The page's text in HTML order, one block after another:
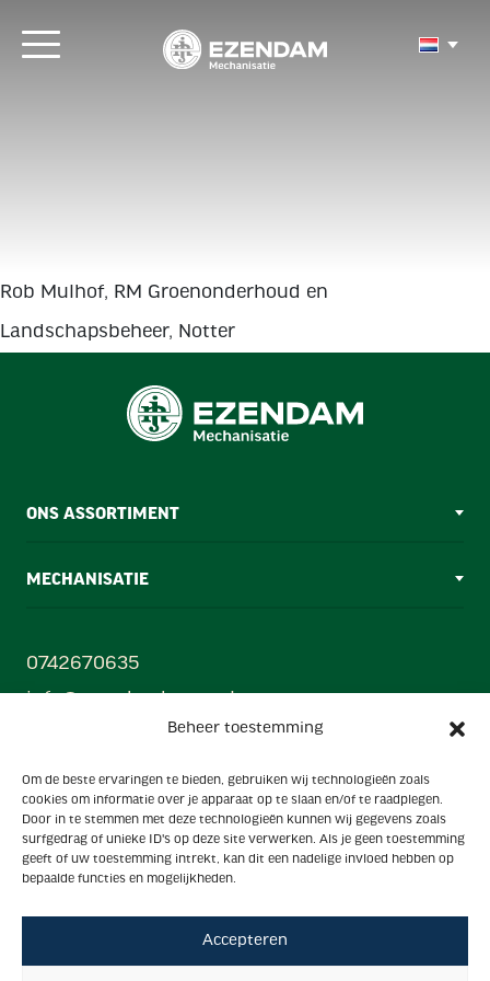
Beheer toestemming
Om de beste ervaringen te bieden, gebruiken wij technologieën zoals
cookies om informatie over je apparaat op te slaan en/of te raadplegen.
Door in te stemmen met deze technologieën kunnen wij gegevens zoals
surfgedrag of unieke ID's op deze site verwerken. Als je geen toestemming
geeft of uw toestemming intrekt, kan dit een nadelige invloed hebben op
bepaalde functies en mogelijkheden.
Accepteren
Rob Mulhof, RM Groenonderhoud en
Landschapsbeheer, Notter
ONS ASSORTIMENT
MECHANISATIE
0742670635
info@ezendamborne.nl
Oonksweg 35, 7622 AW, Borne (Mechanisatiecentrum)
Hanzestraat 33, 7622 AX, Borne (Showroom)
Powered by
Algemene voorwaarden